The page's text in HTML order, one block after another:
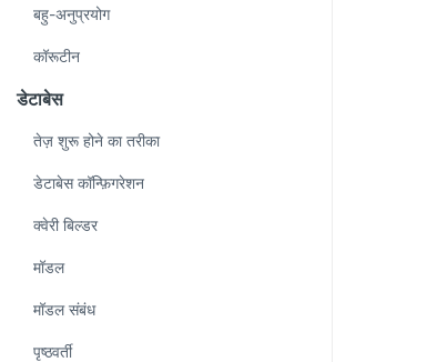
बहु-अनुप्रयोग
कॉरूटीन
डेटाबेस
तेज़ शुरू होने का तरीका
डेटाबेस कॉन्फ़िगरेशन
क्वेरी बिल्डर
मॉडल
मॉडल संबंध
पृष्ठवर्ती